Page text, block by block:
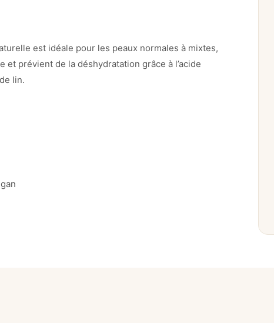
a
g
est idéale pour les peaux normales à mixtes,
prévient de la déshydratation grâce à l’acide
lin.